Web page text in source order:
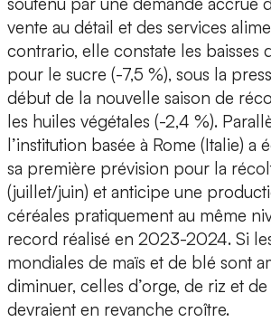
vente au détail et des services
contrario, elle constate les baisses
pour le sucre (-7,5 %), sous la
début de la nouvelle saison de
les huiles végétales (-2,4 %).
l’institution basée à Rome (Italie) a
sa première prévision pour la
(juillet/juin) et anticipe une
céréales pratiquement au même
record réalisé en 2023-2024. Si
mondiales de maïs et de blé sont
diminuer, celles d’orge, de riz et
devraient en revanche croître.